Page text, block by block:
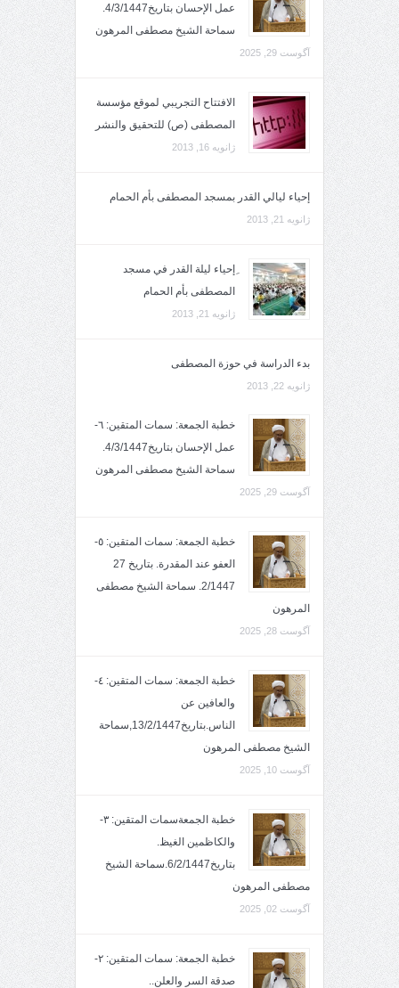
عمل الإحسان بتاريخ4/3/1447.
سماحة الشيخ مصطفى المرهون
آگوست 29, 2025
الافتتاح التجريبي لموقع مؤسسة
المصطفى (ص) للتحقيق والنشر
ژانویه 16, 2013
إحياء ليالي القدر بمسجد المصطفى بأم الحمام
ژانویه 21, 2013
ِإحياء ليلة القدر في مسجد
المصطفى بأم الحمام
ژانویه 21, 2013
بدء الدراسة في حوزة المصطفى
ژانویه 22, 2013
خطبة الجمعة: سمات المتقين: ٦-
عمل الإحسان بتاريخ4/3/1447.
سماحة الشيخ مصطفى المرهون
آگوست 29, 2025
خطبة الجمعة: سمات المتقين: ٥-
العفو عند المقدرة. بتاريخ 27
2/1447. سماحة الشيخ مصطفى
المرهون
آگوست 28, 2025
خطبة الجمعة: سمات المتقين: ٤-
والعافين عن
الناس.بتاريخ13/2/1447,سماحة
الشيخ مصطفى المرهون
آگوست 10, 2025
خطبة الجمعةسمات المتقين: ٣-
والكاظمين الغيظ.
بتاريخ6/2/1447.سماحة الشيخ
مصطفى المرهون
آگوست 02, 2025
خطبة الجمعة: سمات المتقين: ٢-
صدقة السر والعلن..